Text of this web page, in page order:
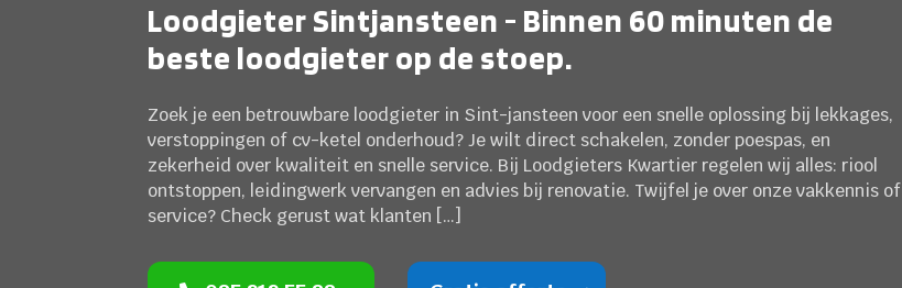
Loodgieter Sintjansteen - Binnen 60 minuten de
beste loodgieter op de stoep.
Zoek je een betrouwbare loodgieter in Sint-jansteen voor een snelle oplossing bij lekkages,
verstoppingen of cv-ketel onderhoud? Je wilt direct schakelen, zonder poespas, en
zekerheid over kwaliteit en snelle service. Bij Loodgieters Kwartier regelen wij alles: riool
ontstoppen, leidingwerk vervangen en advies bij renovatie. Twijfel je over onze vakkennis of
service? Check gerust wat klanten […]